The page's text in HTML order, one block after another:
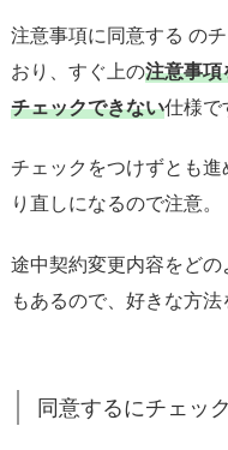
注意事項に同意する の
おり、すぐ上の注意事項
チェックできない仕様で
チェックをつけずとも
り直しになるので注意。
途中契約変更内容をど
もあるので、好きな方法
同意するにチェッ